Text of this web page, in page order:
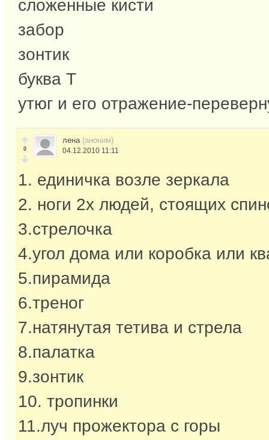
сложенные кисти
забор
зонтик
буква Т
утюг и его отражение-
0
лена (аноним)
04.12.2010 11:11
1. единичка возле зеркала
2. ноги 2х людей, стоящих
3.стрелочка
4.угол дома или коробка или
5.пирамида
6.треног
7.натянутая тетива и стрела
8.палатка
9.зонтик
10. тропинки
11.луч прожектора с горы